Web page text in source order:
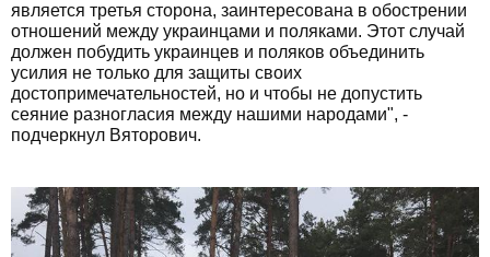
является третья сторона, заинтересована в обострении
отношений между украинцами и поляками. Этот случай
должен побудить украинцев и поляков объединить
усилия не только для защиты своих
достопримечательностей, но и чтобы не допустить
сеяние разногласия между нашими народами", -
подчеркнул Вяторович.